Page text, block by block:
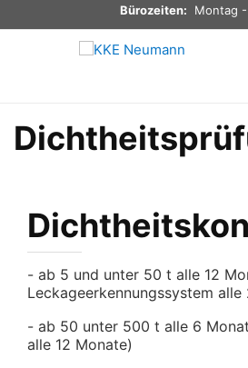
Bürozeiten: Montag
- ab 5 und unter 50 t alle 12
Leckageerkennungssystem alle
- ab 50 unter 500 t alle 6
alle 12 Monate)